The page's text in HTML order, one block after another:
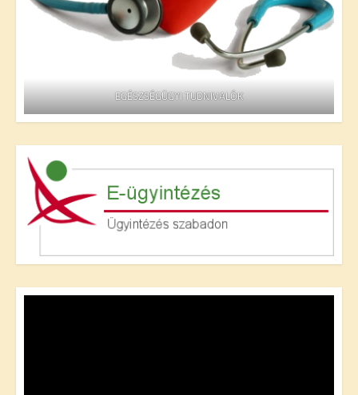
EGÉSZSÉGÜGYI TUDNIVALÓK